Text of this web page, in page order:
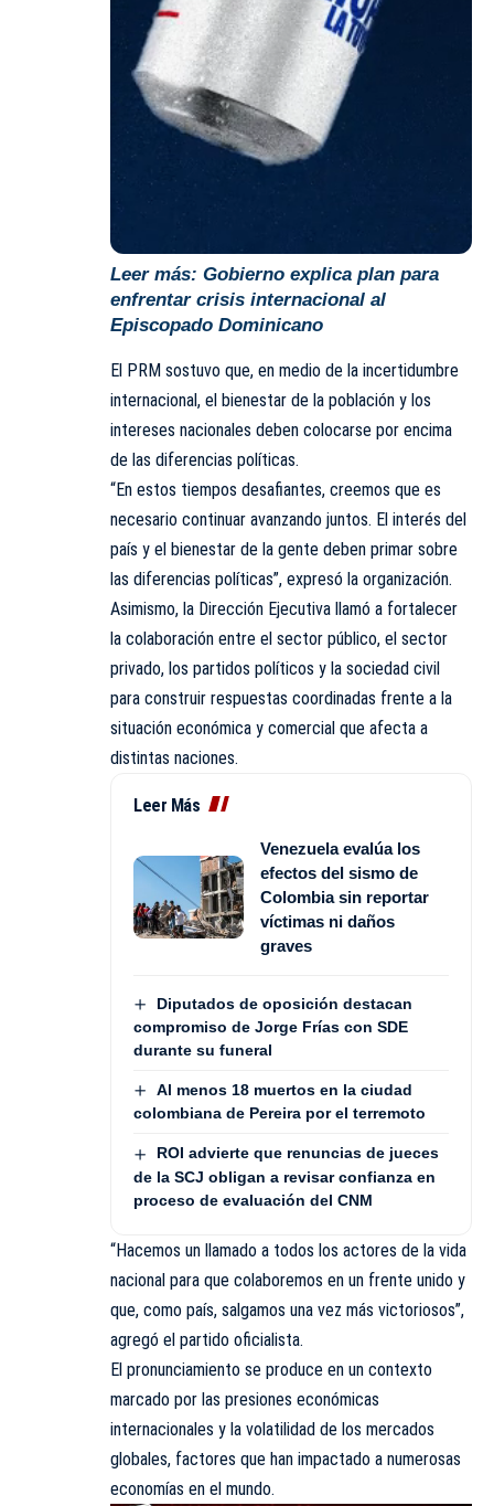
Leer más: Gobierno explica plan para
enfrentar crisis internacional al
Episcopado Dominicano
El PRM sostuvo que, en medio de la incertidumbre
internacional, el bienestar de la población y los
intereses nacionales deben colocarse por encima
de las diferencias políticas.
“En estos tiempos desafiantes, creemos que es
necesario continuar avanzando juntos. El interés del
país y el bienestar de la gente deben primar sobre
las diferencias políticas”, expresó la organización.
Asimismo, la Dirección Ejecutiva llamó a fortalecer
la colaboración entre el sector público, el sector
privado, los partidos políticos y la sociedad civil
para construir respuestas coordinadas frente a la
situación económica y comercial que afecta a
distintas naciones.
Leer Más
Venezuela evalúa los
efectos del sismo de
Colombia sin reportar
víctimas ni daños
graves
Diputados de oposición destacan
compromiso de Jorge Frías con SDE
durante su funeral
Al menos 18 muertos en la ciudad
colombiana de Pereira por el terremoto
ROI advierte que renuncias de jueces
de la SCJ obligan a revisar confianza en
proceso de evaluación del CNM
“Hacemos un llamado a todos los actores de la vida
nacional para que colaboremos en un frente unido y
que, como país, salgamos una vez más victoriosos”,
agregó el partido oficialista.
El pronunciamiento se produce en un contexto
marcado por las presiones económicas
internacionales y la volatilidad de los mercados
globales, factores que han impactado a numerosas
economías en el mundo.